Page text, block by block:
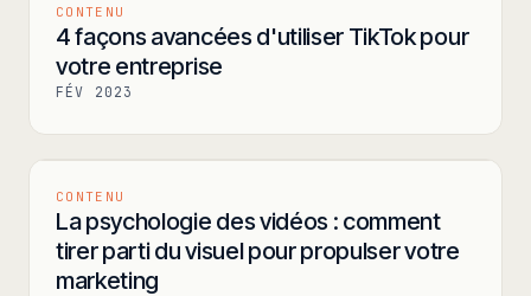
CONTENU
4 façons avancées d'utiliser TikTok pour
votre entreprise
FÉV 2023
CONTENU
La psychologie des vidéos : comment
tirer parti du visuel pour propulser votre
marketing